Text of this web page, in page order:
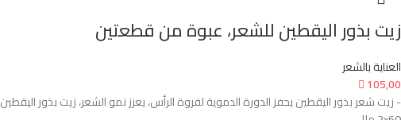
زيت بذور اليقطين للشعر، عبوة من قطعتين
العناية بالشعر
105,00
- زيت شعر بذور اليقطين يحفز الدورة الدموية لفروة الرأس، يعزز نمو الشعر، زيت بذور